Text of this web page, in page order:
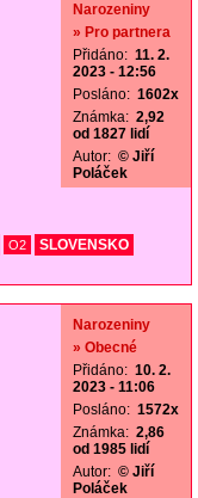
Narozeniny
» Pro partnera
Přidáno: 11. 2.
2023 - 12:56
Posláno: 1602x
Známka: 2,92
od 1827 lidí
Autor: © Jiří
Poláček
O2
SLOVENSKO
Narozeniny
» Obecné
Přidáno: 10. 2.
2023 - 11:06
Posláno: 1572x
Známka: 2,86
od 1985 lidí
Autor: © Jiří
Poláček